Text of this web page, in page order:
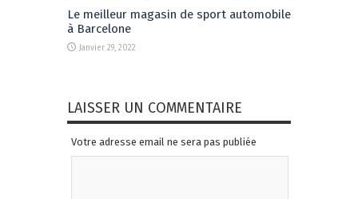
Le meilleur magasin de sport automobile
à Barcelone
Janvier 29, 2022
LAISSER UN COMMENTAIRE
Votre adresse email ne sera pas publiée